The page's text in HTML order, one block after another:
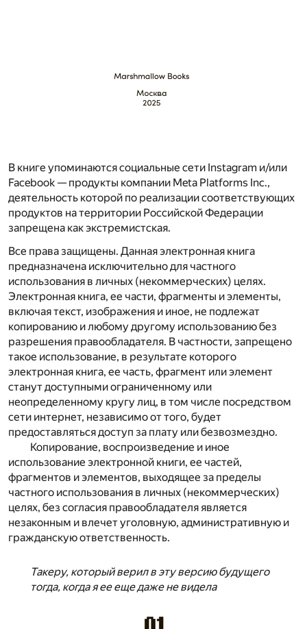
В книге упоминаются социальные сети Instagram и/или
Facebook — продукты компании Meta Platforms Inc.,
деятельность которой по реализации соответствующих
продуктов на территории Российской Федерации
запрещена как экстремистская.
Все права защищены. Данная электронная книга
предназначена исключительно для частного
использования в личных (некоммерческих) целях.
Электронная книга, ее части, фрагменты и элементы,
включая текст, изображения и иное, не подлежат
копированию и любому другому использованию без
разрешения правообладателя. В частности, запрещено
такое использование, в результате которого
электронная книга, ее часть, фрагмент или элемент
станут доступными ограниченному или
неопределенному кругу лиц, в том числе посредством
сети интернет, независимо от того, будет
предоставляться доступ за плату или безвозмездно.
Копирование, воспроизведение и иное
использование электронной книги, ее частей,
фрагментов и элементов, выходящее за пределы
частного использования в личных (некоммерческих)
целях, без согласия правообладателя является
незаконным и влечет уголовную, административную и
гражданскую ответственность.
Такеру, который верил в эту версию будущего
тогда, когда я ее еще даже не видела